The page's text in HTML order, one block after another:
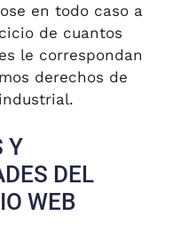
en todo caso a
de cuantos
le correspondan
derechos de
Y
DEL
WEB